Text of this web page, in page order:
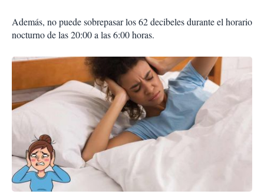
Además, no puede sobrepasar los 62 decibeles durante el horario
nocturno de las 20:00 a las 6:00 horas.